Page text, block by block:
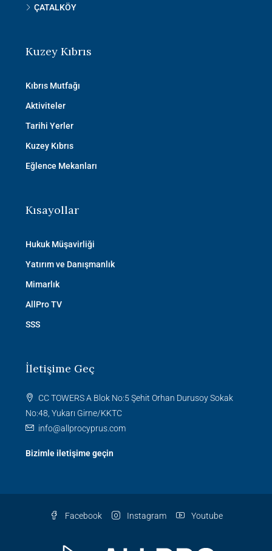
ÇATALKÖY
Kuzey Kıbrıs
Kıbrıs Mutfağı
Aktiviteler
Tarihi Yerler
Kuzey Kıbrıs
Eğlence Mekanları
Kısayollar
Hukuk Müşavirliği
Yatırım ve Danışmanlık
Mimarlık
AllPro TV
SSS
İletişime Geç
CC TOWERS A Blok No:5 Şehit Orhan Durusoy Sokak
No:48, Yukarı Girne/KKTC
info@allprocyprus.com
Bizimle iletişime geçin
Facebook Instagram Youtube